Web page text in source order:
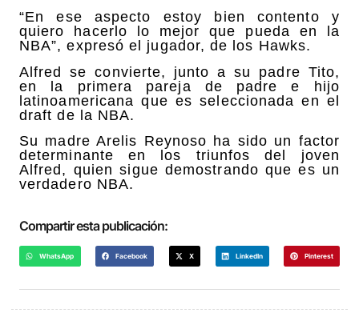
“En ese aspecto estoy bien contento y
quiero hacerlo lo mejor que pueda en la
NBA”, expresó el jugador, de los Hawks.
Alfred se convierte, junto a su padre Tito,
en la primera pareja de padre e hijo
latinoamericana que es seleccionada en el
draft de la NBA.
Su madre Arelis Reynoso ha sido un factor
determinante en los triunfos del joven
Alfred, quien sigue demostrando que es un
verdadero NBA.
Compartir esta publicación:
WhatsApp Facebook X LinkedIn Pinterest